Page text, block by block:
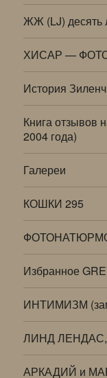
ЖЖ (LJ) десять
ХИСАР —
История
Книга отзывов
2004 года)
Галереи
КОШКИ 295
Избранное
ИНТИМИЗМ
ЛИНД
АРКАДИЙ и